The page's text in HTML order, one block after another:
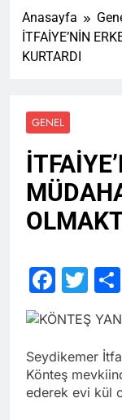
Anasayfa
İTFAİYE’NİN
KURTARDI
GENEL
Seydikemer
Könteş
ederek evi kül